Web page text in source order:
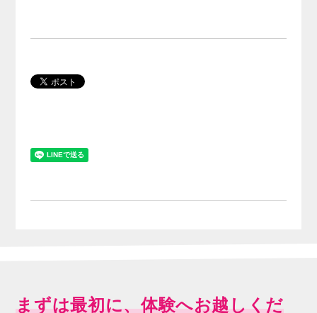
まずは最初に、体験へお越しくだ